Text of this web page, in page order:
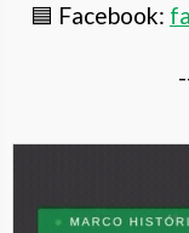
🟦 Facebook: